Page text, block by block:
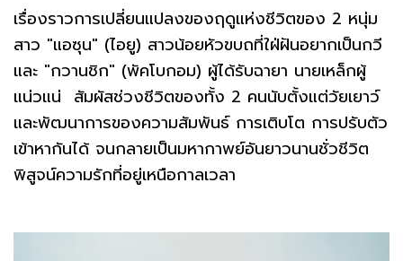
เรื่องราวการเปลี่ยนแปลงของฤดูแห่งชีวิตของ 2 หนุ่ม
สาว "แอซุน" (ไอยู) สาวน้อยหัวขบถที่ใฝ่ฝันอยากเป็นกวี
และ "กวานชิก" (พัคโบกอม) ผู้ได้รับฉายา นายเหล็กผู้
แน่วแน่ สัมผัสช่วงชีวิตของทั้ง 2 คนนับตั้งแต่วัยเยาว์
และพัฒนาการของความสัมพันธ์ การเติบโต การปรับตัว
เข้าหากันได้ จนกลายเป็นมหากาพย์อันยาวนานชั่วชีวิต
พิสูจน์ความรักที่อยู่เหนือกาลเวลา